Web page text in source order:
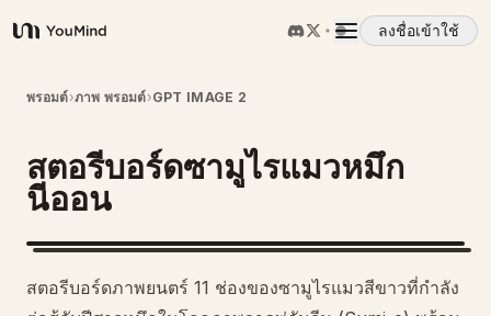
YouMind
ลงชื่อเข้าใช้
ภาพรวม
กรณีการใช้งาน
ทักษะ
พรอมต์
พรอมต์›ภาพ พรอมต์›GPT IMAGE 2
สตอรีบอร์ดซามูไรแมวหมึก
นีออน
สตอรีบอร์ดภาพยนตร์ 11 ช่องของซามูไรแมวสีขาวที่กำลัง